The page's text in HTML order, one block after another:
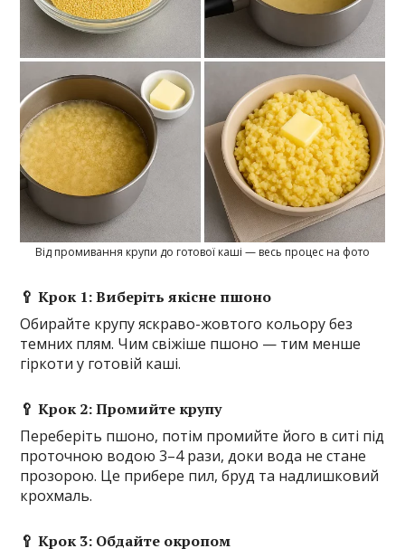
Від промивання крупи до готової каші — весь процес на фото
🥄 Крок 1: Виберіть якісне пшоно
Обирайте крупу яскраво-жовтого кольору без
темних плям. Чим свіжіше пшоно — тим менше
гіркоти у готовій каші.
🥄 Крок 2: Промийте крупу
Переберіть пшоно, потім промийте його в ситі під
проточною водою 3–4 рази, доки вода не стане
прозорою. Це прибере пил, бруд та надлишковий
крохмаль.
🥄 Крок 3: Обдайте окропом